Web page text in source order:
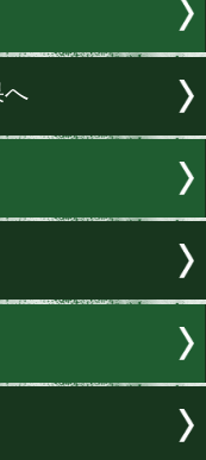
ルで開催され
のセミファ
信サービス
ブ配信される
結果へ